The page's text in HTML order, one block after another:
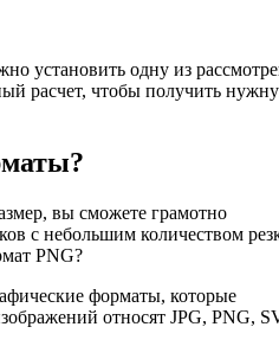
установить одну из
расчет, чтобы получить
вы сможете грамотно
с небольшим количеством
PNG?
форматы, которые
относят JPG, PNG,